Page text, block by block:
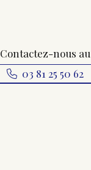
Contactez-nous au
03 81 25 50 62